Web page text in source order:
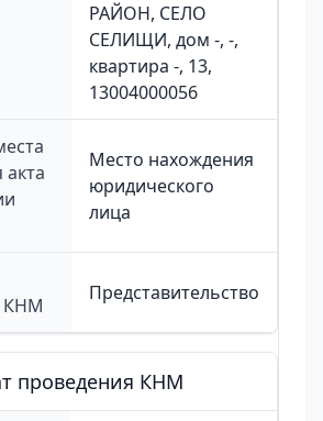
РАЙОН, СЕЛО
СЕЛИЩИ, дом -, -,
квартира -, 13,
13004000056
акта
Место нахождения
юридического
лица
КНМ
Представительство
проведения КНМ